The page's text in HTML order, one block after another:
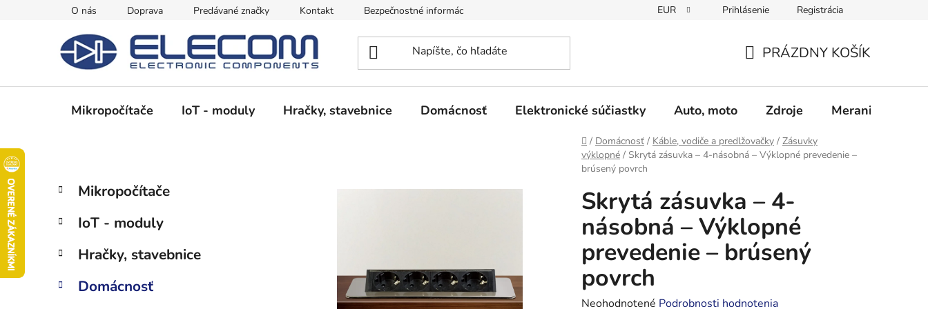
O nás Doprava Predávané značky Kontakt Bezpečnostné informácie Obchodné podmienky Podmienky ochrany osobných údajov
EUR Prihlásenie Registrácia
KOŠÍK
PRÁZDNY KOŠÍK
Mikropočítače IoT - moduly Hračky, stavebnice Domácnosť Elektronické súčiastky Auto, moto Zdroje Meranie -
Domov
/ Domácnosť / Káble, vodiče a predlžovačky / Zásuvky
výklopné / Skrytá zásuvka – 4-násobná – Výklopné prevedenie –
brúsený povrch
B
č
ý
a
Preskočiť
kategórie
K
a
e
ó
i
Mikropočítače
IoT - moduly
Hračky, stavebnice
Domácnosť
Skrytá zásuvka – 4-
násobná – Výklopné
prevedenie – brúsený
povrch
Priemerné
Neohodnotené Podrobnosti hodnotenia